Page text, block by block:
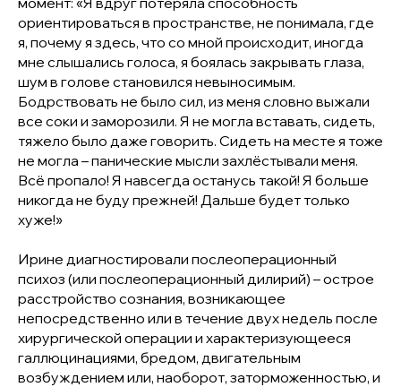
ориентироваться в пространстве, не понимала, где
я, почему я здесь, что со мной происходит, иногда
мне слышались голоса, я боялась закрывать глаза,
шум в голове становился невыносимым.
Бодрствовать не было сил, из меня словно выжали
все соки и заморозили. Я не могла вставать, сидеть,
тяжело было даже говорить. Сидеть на месте я тоже
не могла – панические мысли захлёстывали меня.
Всё пропало! Я навсегда останусь такой! Я больше
никогда не буду прежней! Дальше будет только
хуже!»
Ирине диагностировали послеоперационный
психоз (или послеоперационный дилирий) – острое
расстройство сознания, возникающее
непосредственно или в течение двух недель после
хирургической операции и характеризующееся
галлюцинациями, бредом, двигательным
возбуждением или, наоборот, заторможенностью, и